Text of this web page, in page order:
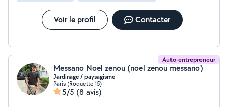
Voir le profil Contacter
Auto-entrepreneur
Messano Noel zenou (noel zenou messano)
Jardinage / paysagisme
Paris (Roquette 15)
5/5 (8 avis)